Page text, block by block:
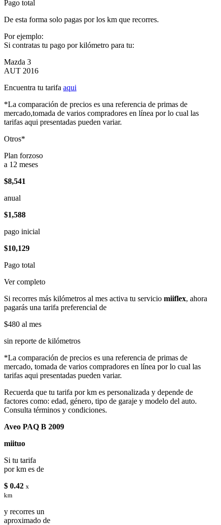
Pago total
De esta forma solo pagas por los km que recorres.
Por ejemplo:
Si contratas tu pago por kilómetro para tu:
Mazda 3
AUT 2016
Encuentra tu tarifa aqui
*La comparación de precios es una referencia de primas de
mercado,tomada de varios compradores en línea por lo cual las
tarifas aqui presentadas pueden variar.
Otros*
Plan forzoso
a 12 meses
$8,541
anual
$1,588
pago inicial
$10,129
Pago total
Ver completo
Si recorres más kilómetros al mes activa tu servicio miiflex, ahora
pagarás una tarifa preferencial de
$480 al mes
sin reporte de kilómetros
*La comparación de precios es una referencia de primas de
mercado, tomada de varios compradores en línea por lo cual las
tarifas aqui presentadas pueden variar.
Recuerda que tu tarifa por km es personalizada y depende de
factores como: edad, género, tipo de garaje y modelo del auto.
Consulta términos y condiciones.
Aveo PAQ B 2009
miituo
Si tu tarifa
por km es de
$ 0.42 x
km
y recorres un
aproximado de